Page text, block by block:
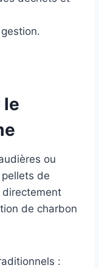
le
ou
de
de charbon
: